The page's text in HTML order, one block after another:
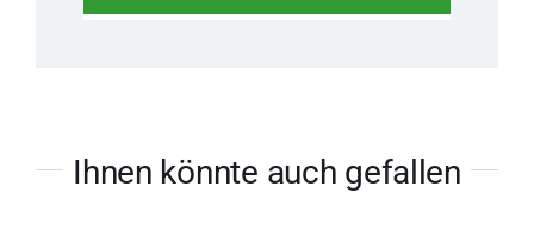
Ihnen könnte auch gefallen